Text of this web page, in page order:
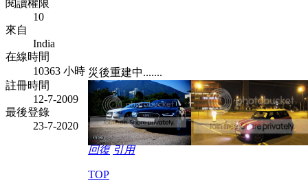
閱讀權限
10
來自
India
在線時間
10363 小時
註冊時間
12-7-2009
最後登錄
23-7-2020
災後重建中.......
回復 引用
TOP